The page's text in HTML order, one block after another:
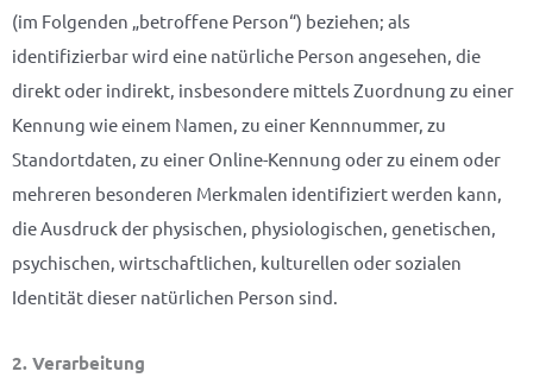
(im Folgenden „betroffene Person“) beziehen; als
identifizierbar wird eine natürliche Person angesehen, die
direkt oder indirekt, insbesondere mittels Zuordnung zu einer
Kennung wie einem Namen, zu einer Kennnummer, zu
Standortdaten, zu einer Online-Kennung oder zu einem oder
mehreren besonderen Merkmalen identifiziert werden kann,
die Ausdruck der physischen, physiologischen, genetischen,
psychischen, wirtschaftlichen, kulturellen oder sozialen
Identität dieser natürlichen Person sind.
2. Verarbeitung